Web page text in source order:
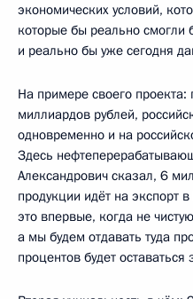
экономических условий,
которые бы реально смогли
и реально бы уже сегодня
На примере своего
миллиардов рублей,
одновременно и на
Здесь
Александрович сказал, 6
продукции идёт на экспорт
это впервые, когда не
а мы будем отдавать туда
процентов будет оставаться